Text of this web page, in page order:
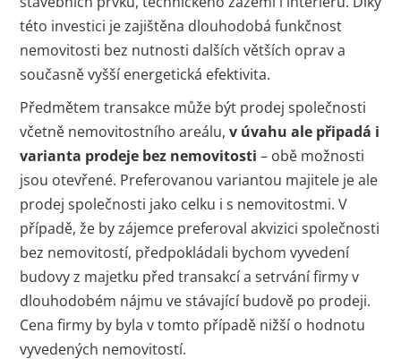
této investici je zajištěna dlouhodobá funkčnost
nemovitosti bez nutnosti dalších větších oprav a
současně vyšší energetická efektivita.
Předmětem transakce může být prodej společnosti
včetně nemovitostního areálu, v úvahu ale připadá i
varianta prodeje bez nemovitosti – obě možnosti
jsou otevřené. Preferovanou variantou majitele je ale
prodej společnosti jako celku i s nemovitostmi. V
případě, že by zájemce preferoval akvizici společnosti
bez nemovitostí, předpokládali bychom vyvedení
budovy z majetku před transakcí a setrvání firmy v
dlouhodobém nájmu ve stávající budově po prodeji.
Cena firmy by byla v tomto případě nižší o hodnotu
vyvedených nemovitostí.